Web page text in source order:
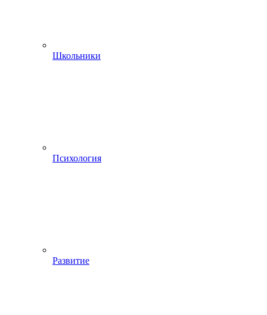
Школьники
Психология
Развитие